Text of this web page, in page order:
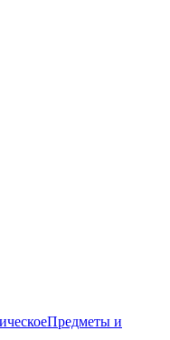
Предметы и